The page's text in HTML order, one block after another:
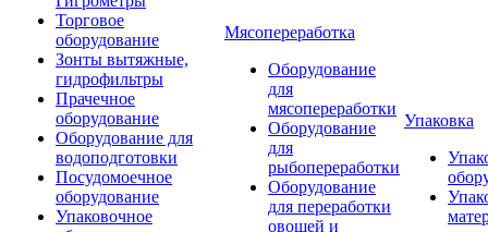
Торговое
оборудование
Зонты вытяжные,
гидрофильтры
Прачечное
оборудование
Оборудование для
водоподготовки
Посудомоечное
оборудование
Упаковочное
Мясопереработка
Оборудование
для
мясопереработки
Оборудование
для
рыбопереработки
Оборудование
для переработки
овощей и
Упаковка